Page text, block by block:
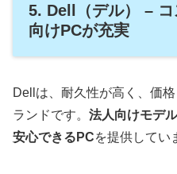
5. Dell（デル） –
向けPCが充実
Dellは、耐久性が高く、価
ランドです。 法人向けモデ
安心できるPCを提供してい